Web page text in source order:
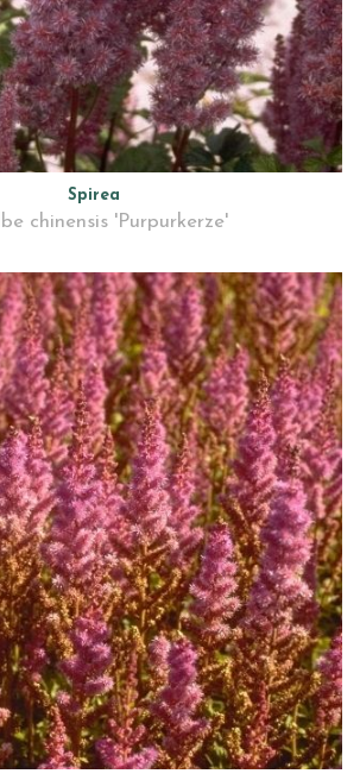
Spirea
chinensis 'Purpurkerze'